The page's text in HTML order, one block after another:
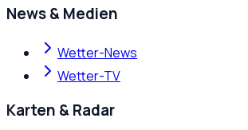
News & Medien
Wetter-News
Wetter-TV
Karten & Radar